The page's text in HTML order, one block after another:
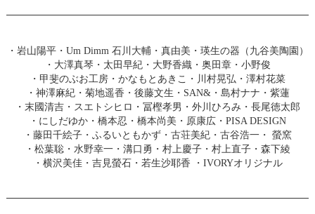
・ 岩山陽平・ Um Dimm 石川大輔・真由美 ・ 瑛生の器（九谷美陶園）
・ 大澤真琴 ・ 太田早紀 ・ 大野香織 ・ 奥田章 ・ 小野俊
・ 甲斐のぶお工房 ・ かなもとあきこ ・ 川村晃弘 ・ 澤村花菜
・ 神澤麻紀・ 菊地遥香 ・ 後藤文生 ・ SAN& ・ 島村ナナ ・ 紫蓮
・ 末國清吉 ・ スエトシヒロ ・ 冨樫孝男 ・ 外川ひろみ ・ 長尾徳太郎
・ にしだゆか ・ 橋本忍 ・ 橋本尚美 ・ 原康広 ・ PISA DESIGN
・ 藤田千絵子 ・ ふるいともかず ・ 古荘美紀 ・ 古谷浩一 ・ 螢窯
・ 松葉聡 ・ 水野幸一 ・ 溝口勇 ・ 村上慶子 ・ 村上直子 ・ 森下綾
・ 横沢美佳・ 吉見螢石・ 若生沙耶香 ・ IVORYオリジナル